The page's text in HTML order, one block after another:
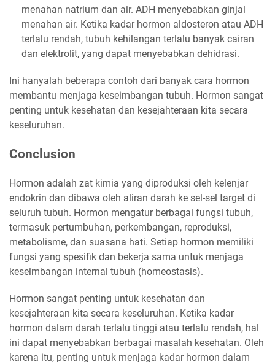
menahan natrium dan air. ADH menyebabkan ginjal
menahan air. Ketika kadar hormon aldosteron atau ADH
terlalu rendah, tubuh kehilangan terlalu banyak cairan
dan elektrolit, yang dapat menyebabkan dehidrasi.
Ini hanyalah beberapa contoh dari banyak cara hormon
membantu menjaga keseimbangan tubuh. Hormon sangat
penting untuk kesehatan dan kesejahteraan kita secara
keseluruhan.
Conclusion
Hormon adalah zat kimia yang diproduksi oleh kelenjar
endokrin dan dibawa oleh aliran darah ke sel-sel target di
seluruh tubuh. Hormon mengatur berbagai fungsi tubuh,
termasuk pertumbuhan, perkembangan, reproduksi,
metabolisme, dan suasana hati. Setiap hormon memiliki
fungsi yang spesifik dan bekerja sama untuk menjaga
keseimbangan internal tubuh (homeostasis).
Hormon sangat penting untuk kesehatan dan
kesejahteraan kita secara keseluruhan. Ketika kadar
hormon dalam darah terlalu tinggi atau terlalu rendah, hal
ini dapat menyebabkan berbagai masalah kesehatan. Oleh
karena itu, penting untuk menjaga kadar hormon dalam